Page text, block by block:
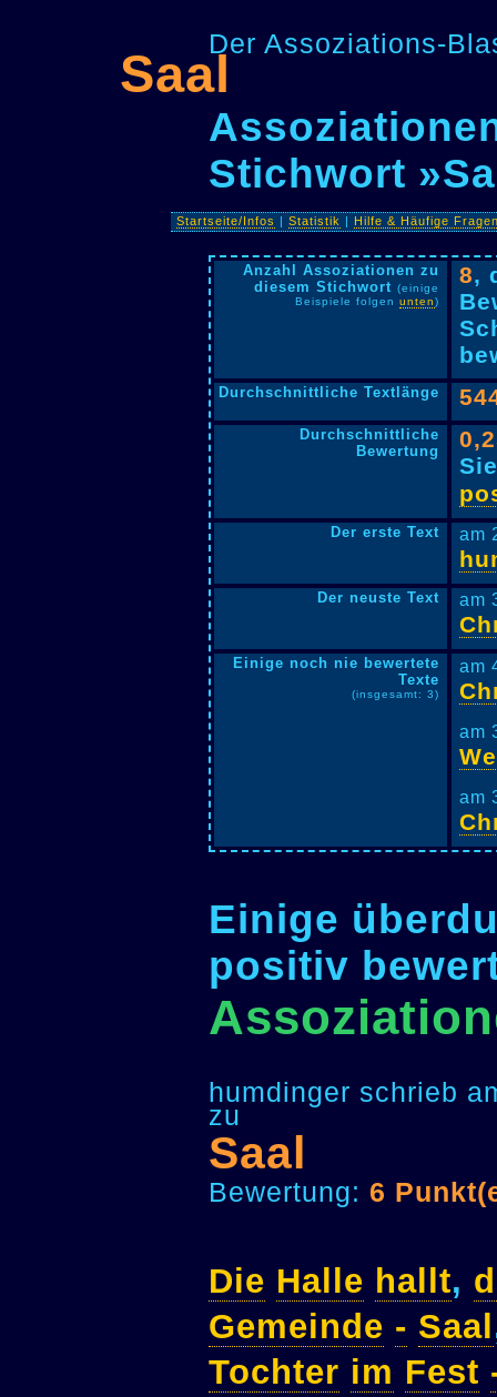
Der Assoziations-
Saal
Stichwort
Startseite/Infos |Statistik |Hilfe & Häufige
Anzahl Assoziationen zu
diesem Stichwort (einige
Beispiele folgen unten)
8,
Durchschnittliche Textlänge
Durchschnittliche
Bewertung
Der erste Text am
Der neuste Text am
Einige noch nie bewertete
Texte
(insgesamt: 3)
am
am
am
Einige
positiv
humdinger schrieb
zu
Saal
Bewertung: 6
Die Halle hallt,
Gemeinde - Saal
Tochter im Fest